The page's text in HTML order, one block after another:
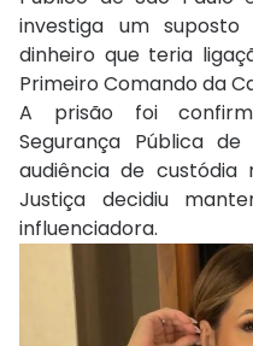
investiga um
dinheiro que teria
Primeiro Comando da
A prisão foi
Segurança Pública de
audiência de custódia
Justiça decidiu
influenciadora.